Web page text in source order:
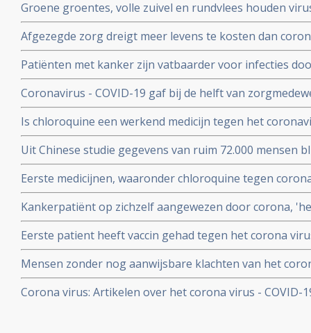
Groene groentes, volle zuivel en rundvlees houden
blijkt uit studie van kinderarts Ellen van der Gaag. En
virus (COVID-19)
Afgezegde zorg dreigt meer levens te kosten dan
van Gupta Strategists, een adviesbureau gericht op de
Patiënten met kanker zijn vatbaarder voor infecties
(beenmergonderdrukking) veroorzaakt door hun
overleden daardoor relatief meer kankerpatienten
Coronavirus - COVID-19 gaf bij de helft van
verkoudheid en geen koorts en zij bleven gewoon
onderzoek bij 86 zorgmedewerkers
Is chloroquine een werkend medicijn tegen het
wel op. Hier een paar studies
Uit Chinese studie gegevens van ruim 72.000 mensen
mensen besmet met het corona virus - Covid-19
herstelt
Eerste medicijnen, waaronder chloroquine tegen
uitstekend te werken. 80 procent minder virus in bloed,
onderzoekers
Kankerpatiënt op zichzelf aangewezen door corona,
NOS in een artikel
Eerste patient heeft vaccin gehad tegen het corona
Mensen zonder nog aanwijsbare klachten van het
besmet blijken het corona virus ook en zelfs nog
dan mensen met al wel aanwijsbare klachten
Corona virus: Artikelen over het corona virus - COVID-